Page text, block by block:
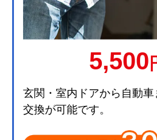
5,500
玄関・室内ドアから自動
交換が可能です。